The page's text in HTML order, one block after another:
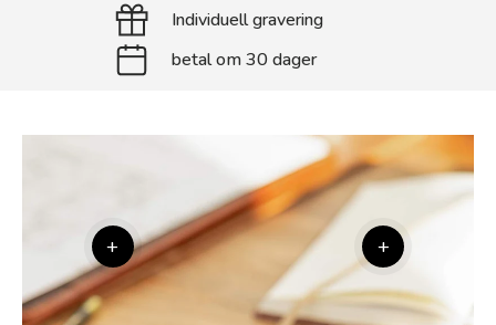
Individuell gravering
betal om 30 dager
+ +